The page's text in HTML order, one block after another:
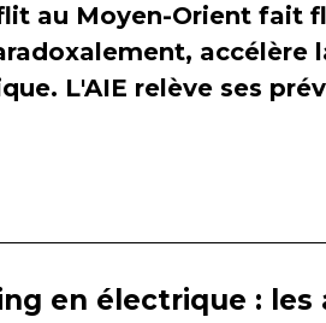
au Moyen-Orient fait
accélère
L'AIE relève ses
en électrique : les